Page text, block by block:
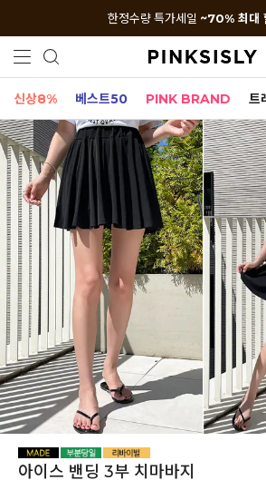
한정수량 특가세일 ~70% 최대
신상8% 베스트50 PINK BRAND 트
아이스 밴딩 3부 치마바지